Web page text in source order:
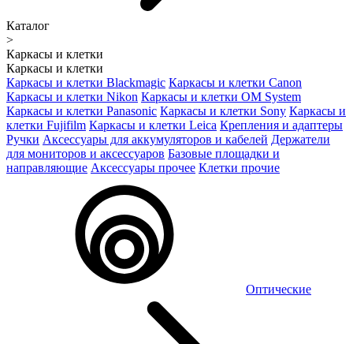
Каталог
>
Каркасы и клетки
Каркасы и клетки
Каркасы и клетки Blackmagic Каркасы и клетки Canon
Каркасы и клетки Nikon Каркасы и клетки OM System
Каркасы и клетки Panasonic Каркасы и клетки Sony Каркасы и
клетки Fujifilm Каркасы и клетки Leica Крепления и адаптеры
Ручки Аксессуары для аккумуляторов и кабелей Держатели
для мониторов и аксессуаров Базовые площадки и
направляющие Аксессуары прочее Клетки прочие
Оптические